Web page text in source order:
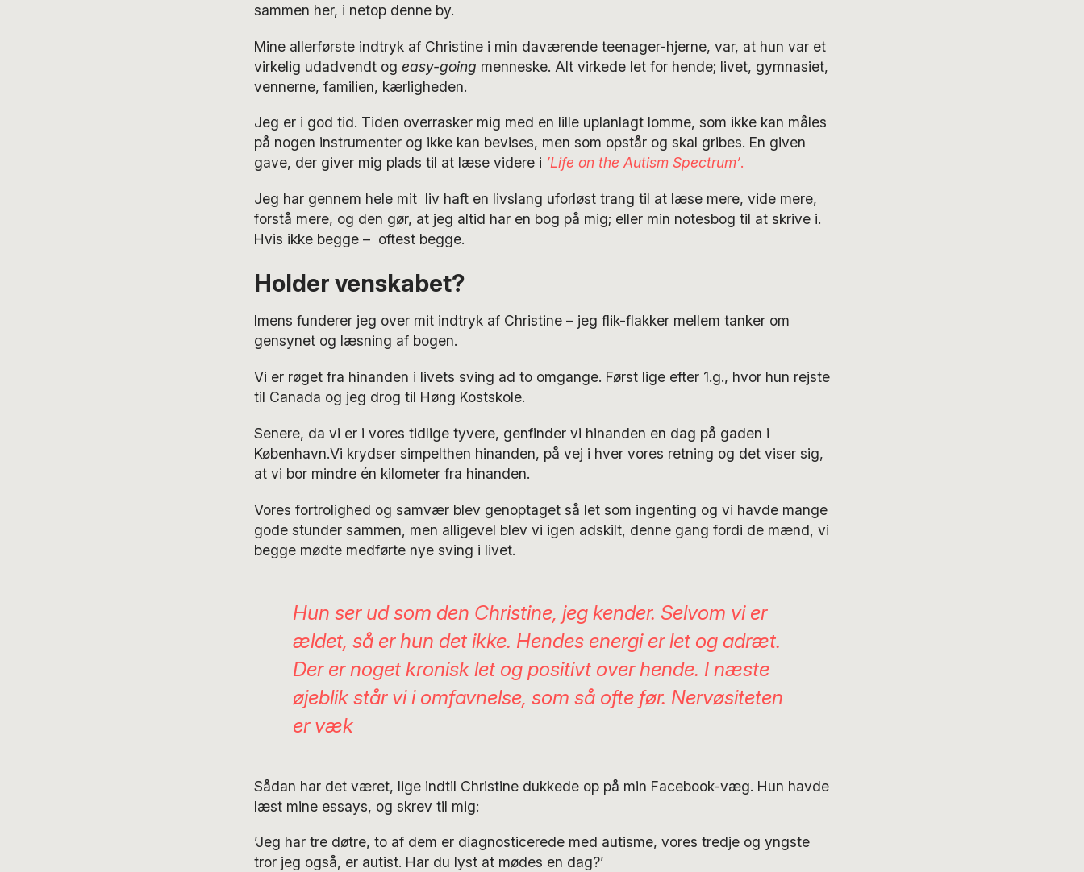
sammen her, i netop denne by.
Mine allerførste indtryk af Christine i min daværende teenager-hjerne, var, at hun var et
virkelig udadvendt og easy-going menneske. Alt virkede let for hende; livet, gymnasiet,
vennerne, familien, kærligheden.
Jeg er i god tid. Tiden overrasker mig med en lille uplanlagt lomme, som ikke kan måles
på nogen instrumenter og ikke kan bevises, men som opstår og skal gribes. En given
gave, der giver mig plads til at læse videre i ’Life on the Autism Spectrum’.
Jeg har gennem hele mit liv haft en livslang uforløst trang til at læse mere, vide mere,
forstå mere, og den gør, at jeg altid har en bog på mig; eller min notesbog til at skrive i.
Hvis ikke begge – oftest begge.
Holder venskabet?
Imens funderer jeg over mit indtryk af Christine – jeg flik-flakker mellem tanker om
gensynet og læsning af bogen.
Vi er røget fra hinanden i livets sving ad to omgange. Først lige efter 1.g., hvor hun rejste
til Canada og jeg drog til Høng Kostskole.
Senere, da vi er i vores tidlige tyvere, genfinder vi hinanden en dag på gaden i
København.Vi krydser simpelthen hinanden, på vej i hver vores retning og det viser sig,
at vi bor mindre én kilometer fra hinanden.
Vores fortrolighed og samvær blev genoptaget så let som ingenting og vi havde mange
gode stunder sammen, men alligevel blev vi igen adskilt, denne gang fordi de mænd, vi
begge mødte medførte nye sving i livet.
Hun ser ud som den Christine, jeg kender. Selvom vi er
ældet, så er hun det ikke. Hendes energi er let og adræt.
Der er noget kronisk let og positivt over hende. I næste
øjeblik står vi i omfavnelse, som så ofte før. Nervøsiteten
er væk
Sådan har det været, lige indtil Christine dukkede op på min Facebook-væg. Hun havde
læst mine essays, og skrev til mig:
’Jeg har tre døtre, to af dem er diagnosticerede med autisme, vores tredje og yngste
tror jeg også, er autist. Har du lyst at mødes en dag?’